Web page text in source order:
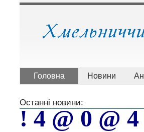
Головна Новини
Останні новини:
! 4 @ 0 @